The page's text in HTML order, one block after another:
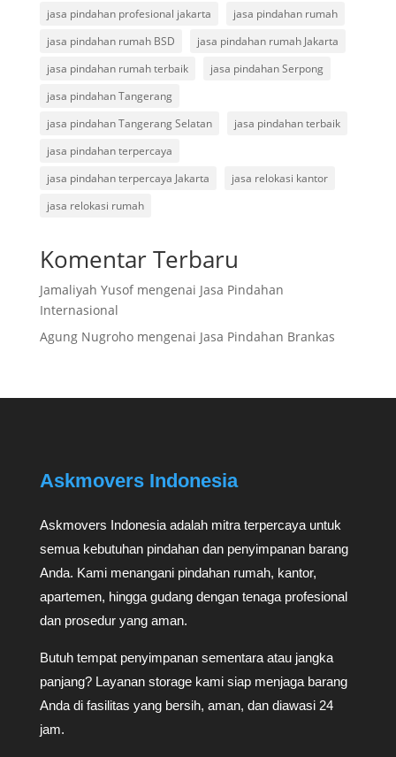
jasa pindahan profesional jakarta
jasa pindahan rumah
jasa pindahan rumah BSD
jasa pindahan rumah Jakarta
jasa pindahan rumah terbaik
jasa pindahan Serpong
jasa pindahan Tangerang
jasa pindahan Tangerang Selatan
jasa pindahan terbaik
jasa pindahan terpercaya
jasa pindahan terpercaya Jakarta
jasa relokasi kantor
jasa relokasi rumah
Komentar Terbaru
Jamaliyah Yusofmengenai Jasa Pindahan
Internasional
Agung Nugrohomengenai Jasa Pindahan Brankas
Askmovers Indonesia
Askmovers Indonesia adalah mitra terpercaya untuk
semua kebutuhan pindahan dan penyimpanan barang
Anda. Kami menangani pindahan rumah, kantor,
apartemen, hingga gudang dengan tenaga profesional
dan prosedur yang aman.
Butuh tempat penyimpanan sementara atau jangka
panjang? Layanan storage kami siap menjaga barang
Anda di fasilitas yang bersih, aman, dan diawasi 24
jam.